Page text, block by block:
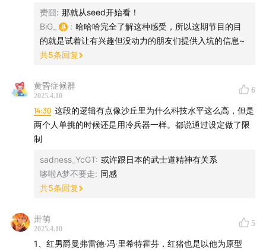
日本动画重要转折点：新世纪宣言大会
LIVEHOUSE的联动促进电影的经济效应
01:21:45日本动画人展览会：年轻创作者的交流平台与全
新视野
战争与创意：庵野秀明的动画反向影响着高达
01:39:55探索高达：它从来都不是只为一个群体而存在的
【本期作品整理】
费囧: 那就从seed开始看！
BiG_
: 哈哈哈完全了解这种感受，所以这期节目的目
的就是试着让有兴趣但没动力的朋友们提供入坑的信息~
共5条回复
黄昏症候群
2025.4.10
6
14:30 这段的逻辑有点像沙丘里为什么科技水平这么高，但是
两个人单挑的时候还是用冷兵器一样。都说通过设定做了限
制
sadness_YcGT: 或许跟日本的武士道精神有关系
哆啦A梦不要走: 同感
共5条回复
卅萌
2025.4.10
5
1、红男爵曼弗雷德·冯·里希特霍芬，红猪也是以他为原型